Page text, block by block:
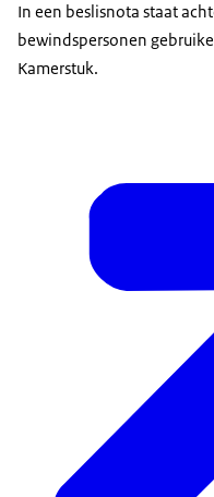
In een beslisnota staat
bewindspersonen
Kamerstuk.